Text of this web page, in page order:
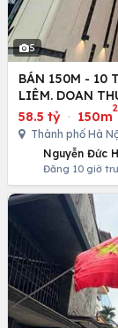
5
BÁN 150M - 10
LIÊM. DOAN
58.5 tỷ · 150m
2
Thành phố Hà
Nguyễn Đức
Đăng 10 giờ